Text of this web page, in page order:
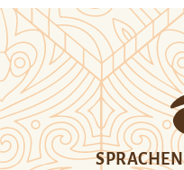
SPRACHEN